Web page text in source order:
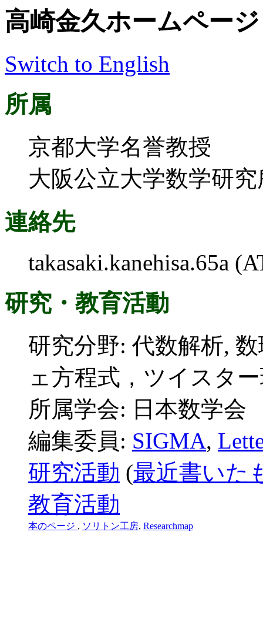
高崎金久ホームページ
Switch to English
所属
京都大学名誉教授
大阪公立大学数学研
連絡先
takasaki.kanehisa.65a
研究・教育活動
研究分野: 代数解析,
ェ方程式，ツイスタ
所属学会: 日本数学会
編集委員: SIGMA,
研究活動 (最近書いた
教育活動
本のページ , ソリトン工房, Researchmap